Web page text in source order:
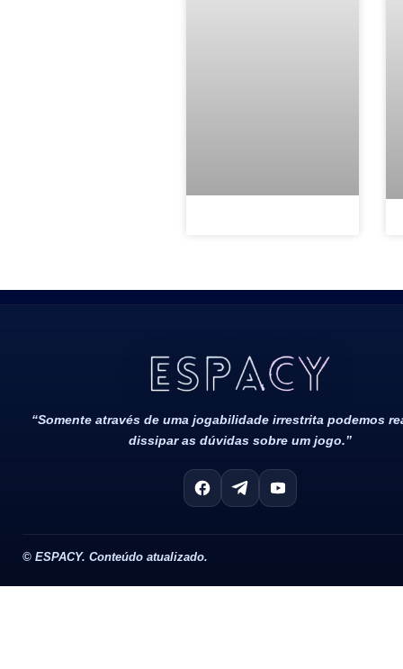
“Somente através de uma jogabilidade irrestrita podemos
dissipar as dúvidas sobre um jogo.”
© ESPACY. Conteúdo atualizado.